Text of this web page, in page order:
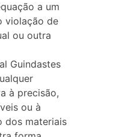
a um
violação de
ou outra
Guindastes
à precisão,
​​ou à
dos materiais